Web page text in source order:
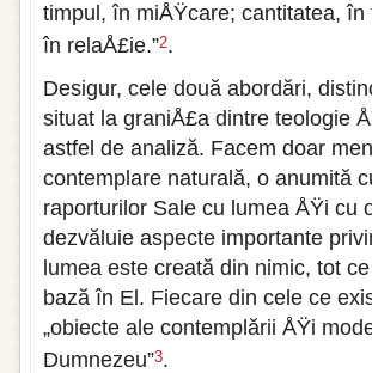
timpul, în miÅŸcare; cantitatea,
în relaÅ£ie.”2.
Desigur, cele două abordări,
situat la graniÅ£a dintre teologie
astfel de analiză. Facem doar
contemplare naturală, o anumită
raporturilor Sale cu lumea ÅŸi cu
dezvăluie aspecte importante
lumea este creată din nimic, tot
bază în El. Fiecare din cele ce
„obiecte ale contemplării ÅŸi
Dumnezeu”3.